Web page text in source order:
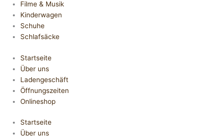
Filme & Musik
Kinderwagen
Schuhe
Schlafsäcke
Startseite
Über uns
Ladengeschäft
Öffnungszeiten
Onlineshop
Startseite
Über uns